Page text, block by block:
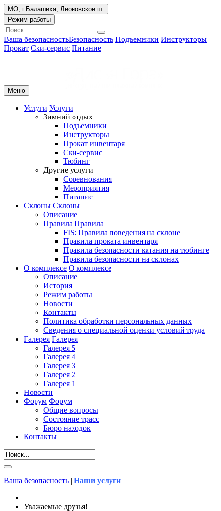
МО, г.Балашиха, Леоновское ш.
Режим работы
Ваша безопасностьБезопасность Подъемники Инструкторы
Прокат Ски-сервис Питание
Меню
Услуги Услуги
Зимний отдых
Подъемники
Инструкторы
Прокат инвентаря
Ски-сервис
Тюбинг
Другие услуги
Соревнования
Мероприятия
Питание
Склоны Склоны
Описание
Правила Правила
FIS: Правила поведения на склоне
Правила проката инвентаря
Правила безопасности катания на тюбинге
Правила безопасности на склонах
О комплексе О комплексе
Описание
История
Режим работы
Новости
Контакты
Политика обработки персональных данных
Сведения о специальной оценки условий труда
Галерея Галерея
Галерея 5
Галерея 4
Галерея 3
Галерея 2
Галерея 1
Новости
Форум Форум
Общие вопросы
Состояние трасс
Бюро находок
Контакты
Ваша безопасность | Наши услуги
Уважаемые друзья!